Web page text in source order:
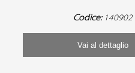
Codice: 140902
Vai al dettaglio